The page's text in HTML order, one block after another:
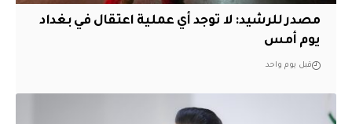
مصدر للرشيد: لا توجد أي عملية اعتقال في بغداد
يوم أمس
قبل يوم واحد